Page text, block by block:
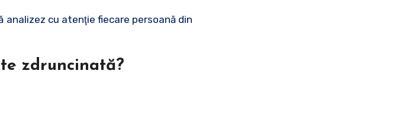
cu atenţie fiecare persoană din
zdruncinată?